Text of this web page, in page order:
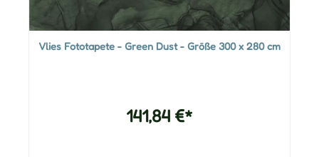
Vlies Fototapete - Green Dust - Größe 300 x 280 cm
141,84 €*